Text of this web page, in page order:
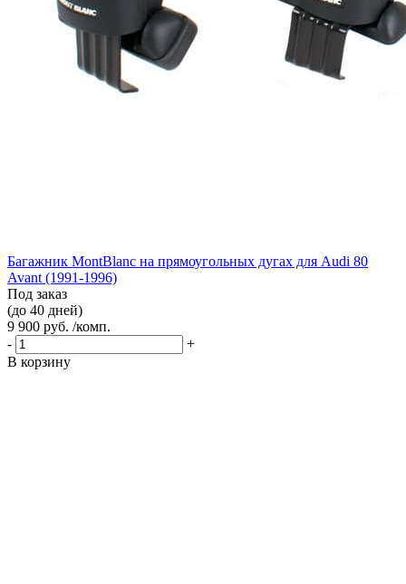
Багажник MontBlanc на прямоугольных дугах для Audi 80
Avant (1991-1996)
Под заказ
(до 40 дней)
9 900 руб. /комп.
-
+
В корзину